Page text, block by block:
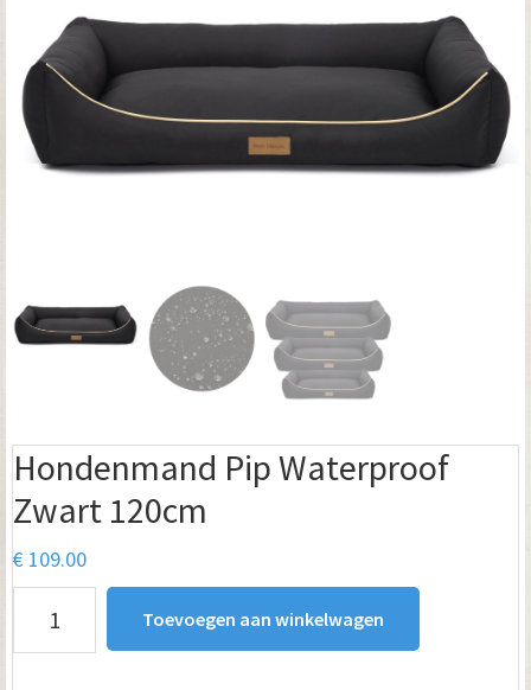
Hondenmand Pip Waterproof
Zwart 120cm
€ 109.00
Toevoegen aan winkelwagen